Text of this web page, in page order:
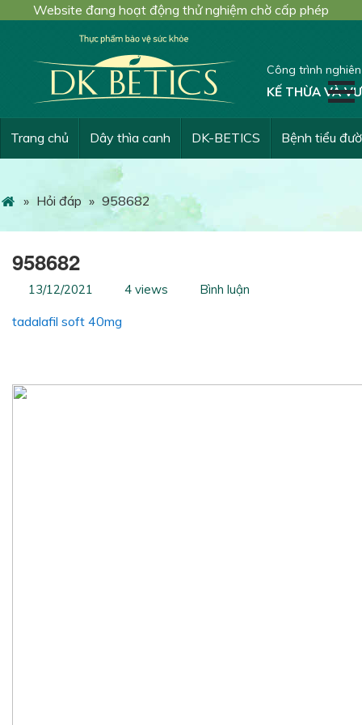
Website đang hoạt động thử nghiệm chờ cấp phép
Công trình
KẾ THỪA VÀ
Trang chủ Dây thìa canh DK-BETICS Bệnh tiểu
» Hỏi đáp » 958682
958682
13/12/2021 4 views Bình luận
tadalafil soft 40mg